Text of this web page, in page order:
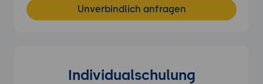
Unverbindlich anfragen
Individualschulung